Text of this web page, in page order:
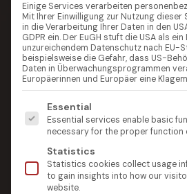
Einige Services verarbeiten
Mit Ihrer Einwilligung zur Nutzung dieser
in die Verarbeitung Ihrer Daten in den
GDPR ein. Der EuGH stuft die USA als
unzureichendem Datenschutz nach EU-
beispielsweise die Gefahr, dass US-
Daten in Überwachungsprogrammen
Europäerinnen und Europäer eine
Es folgt eine Liste der Service-
Essential
Essential services enable basic
necessary for the proper function
Statistics
Statistics cookies collect usage
to gain insights into how our
website.